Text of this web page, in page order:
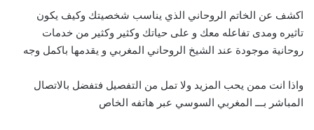
اكشف عن الخاتم الروحاني الذي يناسب شخصيتك وكيف يكون
تاثيره ومدى تفاعله معك و على حياتك وكثير وكثير من خدمات
روحانية موجودة عند الشيخ الروحاني المغربي و يقدمها باكمل وجه
واذا انت ممن يحب المزيد ولا تمل من التفصيل فتفضل بالاتصال
المباشر بـــ المغربي السوسي عبر هاتفه الخاص